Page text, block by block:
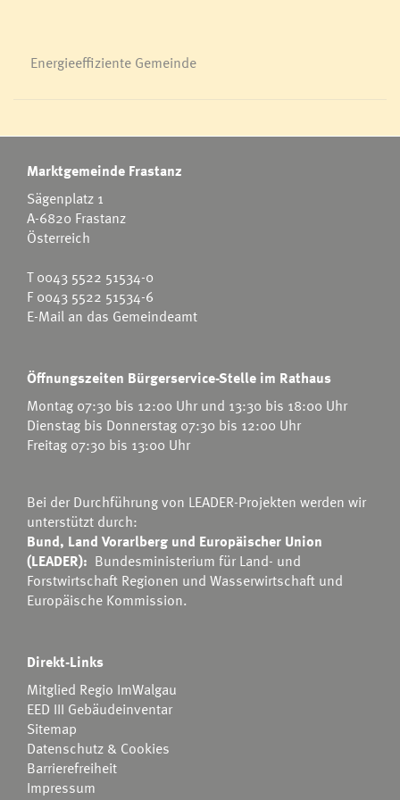
Energieeffiziente Gemeinde
Marktgemeinde Frastanz
Sägenplatz 1
A-6820 Frastanz
Österreich
T0043 5522 51534-0
F 0043 5522 51534-6
E-Mail an das Gemeindeamt
Öffnungszeiten Bürgerservice-Stelle im Rathaus
Montag 07:30 bis 12:00 Uhr und 13:30 bis 18:00 Uhr
Dienstag bis Donnerstag 07:30 bis 12:00 Uhr
Freitag 07:30 bis 13:00 Uhr
Bei der Durchführung von LEADER-Projekten werden wir
unterstützt durch:
Bund, Land Vorarlberg und Europäischer Union
(LEADER): Bundesministerium für Land- und
Forstwirtschaft Regionen und Wasserwirtschaft und
Europäische Kommission.
Direkt-Links
Mitglied Regio ImWalgau
EED III Gebäudeinventar
Sitemap
Datenschutz & Cookies
Barrierefreiheit
Impressum